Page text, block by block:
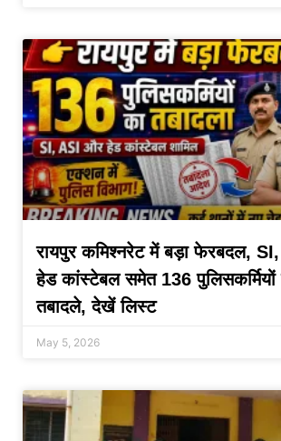
रायपुर कमिश्नरेट में बड़ा फेरबदल,
हेड कांस्टेबल समेत 136
तबादले, देखें लिस्ट
May 5, 2026